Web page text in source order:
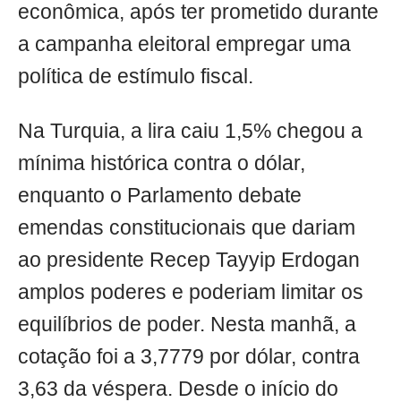
econômica, após ter prometido durante
a campanha eleitoral empregar uma
política de estímulo fiscal.
Na Turquia, a lira caiu 1,5% chegou a
mínima histórica contra o dólar,
enquanto o Parlamento debate
emendas constitucionais que dariam
ao presidente Recep Tayyip Erdogan
amplos poderes e poderiam limitar os
equilíbrios de poder. Nesta manhã, a
cotação foi a 3,7779 por dólar, contra
3,63 da véspera. Desde o início do